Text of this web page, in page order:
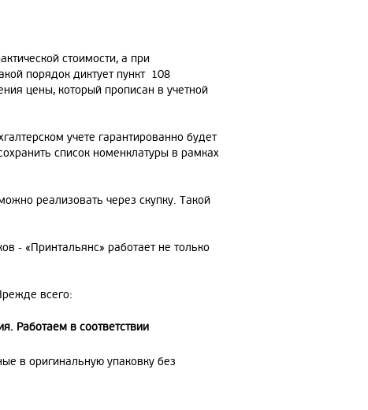
стоимости, а при
порядок диктует пункт 108
цены, который прописан в учетной
учете гарантированно будет
список номенклатуры в рамках
реализовать через скупку. Такой
- «Принтальянс» работает не только
всего:
Работаем в соответствии
в оригинальную упаковку без